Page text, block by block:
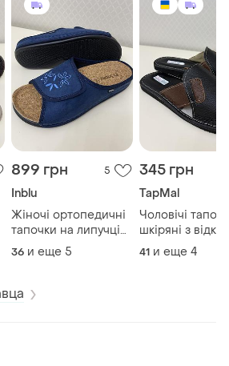
899 грн 5
Inblu
Жіночі ортопедичні
тапочки на липучці
inblu,розмір у розмір
36 и еще 5
345 грн
TapMal
Чоловічі
шкіряні з
пальцями
41 и еще 4